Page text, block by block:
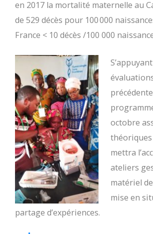
en 2017 la mortalité maternelle au
de 529 décès pour 100 000
France < 10 décès /100 000
octobre
mettra
ateliers
matériel
mise en
partage d’expériences.